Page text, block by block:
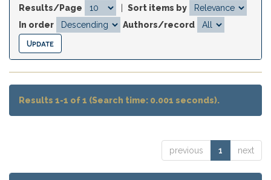
Results/Page
Sort items by
In order
Authors/record
Results 1-1 of 1 (Search time: 0.001 seconds).
previous 1 next